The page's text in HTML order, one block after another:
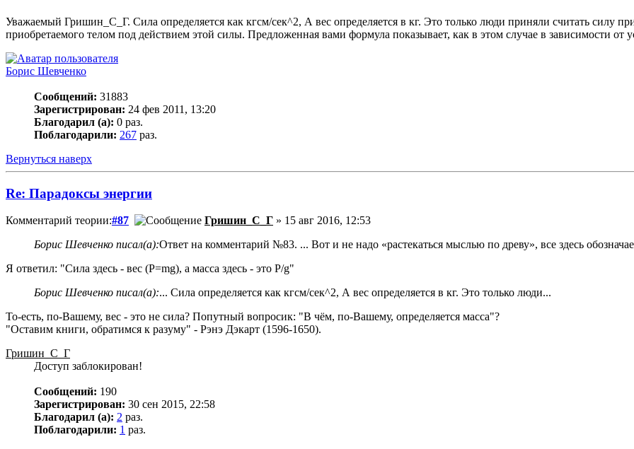
Уважаемый Гришин_С_Г. Сила определяется как кгсм/сек^2, А вес определяется в кг. Это только люди приняли считать силу
приобретаемого телом под действием этой силы. Предложенная вами формула показывает, как в этом случае в зависимости
Борис Шевченко
Сообщений: 31883
Зарегистрирован: 24 фев 2011, 13:20
Благодарил (а): 0 раз.
Поблагодарили: 267 раз.
Вернуться наверх
Re: Парадоксы энергии
Комментарий теории:#87 Гришин_С_Г » 15 авг 2016, 12:53
Борис Шевченко писал(а):Ответ на комментарий №83. ... Вот и не надо «растекаться мыслью по древу», все здесь
Я ответил: "Сила здесь - вес (P=mg), а масса здесь - это P/g"
Борис Шевченко писал(а):... Сила определяется как кгсм/сек^2, А вес определяется в кг. Это только люди...
То-есть, по-Вашему, вес - это не сила? Попутный вопросик: "В чём, по-Вашему, определяется масса"?
"Оставим книги, обратимся к разуму" - Рэнэ Дэкарт (1596-1650).
Гришин_С_Г
Доступ заблокирован!
Сообщений: 190
Зарегистрирован: 30 сен 2015, 22:58
Благодарил (а): 2 раз.
Поблагодарили: 1 раз.